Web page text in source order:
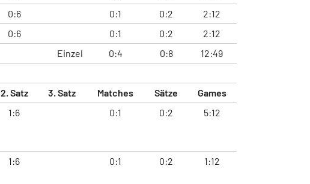
0:6 0:1 0:2 2:12
0:6 0:1 0:2
2:12
Einzel
0:4 0:8
12:49
2. Satz 3. Satz Matches Sätze Games
1:6 0:1 0:2 5:12
1:6 0:1 0:2 1:12